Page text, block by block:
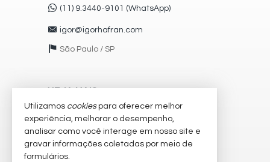
Pet Place
Mini Mercado
Hall Decorado e Mobiliado
Painéis de Energia Solar
Infra para Veículos Elétricos
Estar Social
Acessibilidade para PNE
Hidromassagem
(11) 9.3440-9101 (WhatsApp)
igor@igorhafran.com
São Paulo / SP
VEJA MAIS
receba nosso newsletter
cadastre seu imóvel
imóveis favoritos
Utilizamos cookiespara oferecer melhor
experiência, melhorar o desempenho,
analisar como você interage em nosso site e
gravar informações coletadas por meio de
formulários.